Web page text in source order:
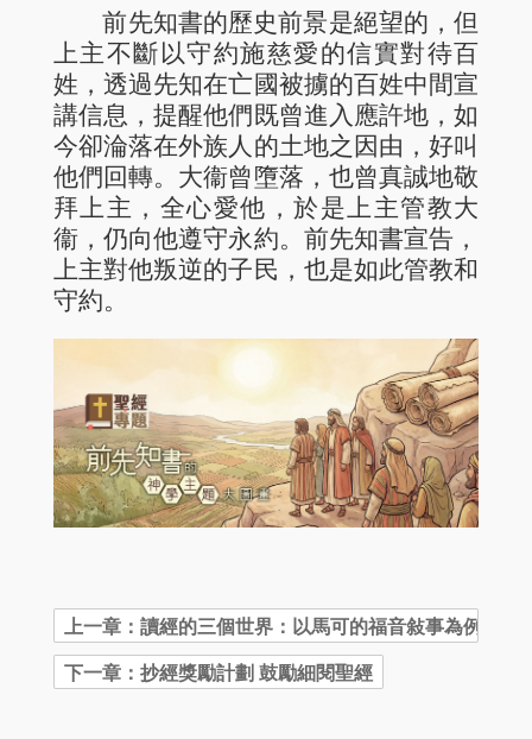
前先知書的歷史前景是絕望的，但
上主不斷以守約施慈愛的信實對待百
姓，透過先知在亡國被擄的百姓中間宣
講信息，提醒他們既曾進入應許地，如
今卻淪落在外族人的土地之因由，好叫
他們回轉。大衞曾墮落，也曾真誠地敬
拜上主，全心愛他，於是上主管教大
衞，仍向他遵守永約。前先知書宣告，
上主對他叛逆的子民，也是如此管教和
守約。